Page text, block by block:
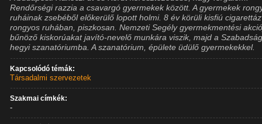
Rendőrségi razzia a csavargó gyermekek között. A gyermekek
ruháinak zsebéből előkerülő lopott holmi. 8 év körüli kisfiú
rongyos ruhában, piszkosan. Nemzeti Segély gyermekmentési
bűnöző kiskorúakat javító-nevelő munkára viszik, majd a
hegyi szanatóriumba. A szanatórium, épülete üdülő gyermekekkel.
Kapcsolódó témák:
Társadalmi szervezetek
Szakmai címkék:
-